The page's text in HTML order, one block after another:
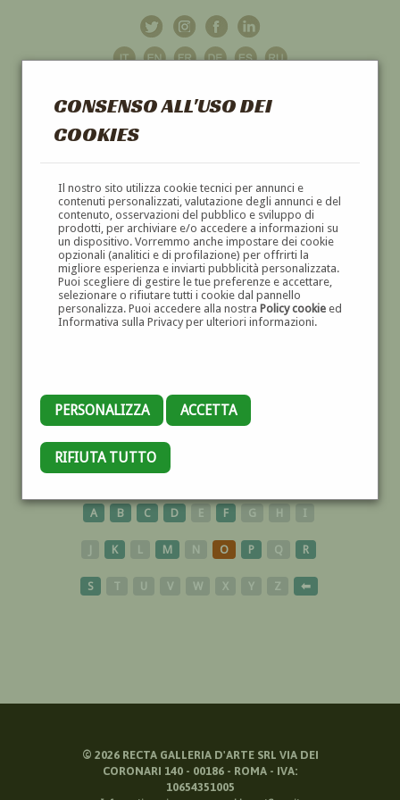
CONSENSO ALL'USO DEI
COOKIES
Il nostro sito utilizza cookie tecnici per annunci e
contenuti personalizzati, valutazione degli annunci e del
contenuto, osservazioni del pubblico e sviluppo di
prodotti, per archiviare e/o accedere a informazioni su
un dispositivo. Vorremmo anche impostare dei cookie
opzionali (analitici e di profilazione) per offrirti la
migliore esperienza e inviarti pubblicità personalizzata.
Puoi scegliere di gestire le tue preferenze e accettare,
selezionare o rifiutare tutti i cookie dal pannello
personalizza. Puoi accedere alla nostra Policy cookieed
Informativa sulla Privacy per ulteriori informazioni.
PERSONALIZZA ACCETTA
RIFIUTA TUTTO
GALLERIAD'ARTE
DIPINTI E SCULTURE '800 E '900
SCULTURE
A B C D E F G H I
J K L M N O P Q R
S T U V W X Y Z ⬅
© 2026RECTA GALLERIA D'ARTE SRL VIA DEI
CORONARI 140 - 00186 - ROMA - IVA:
10654351005